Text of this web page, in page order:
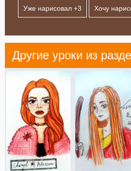
Уже нарисовал +3 Хочу
Другие уроки из